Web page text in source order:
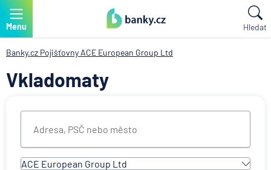
Menu Hledat
Banky.cz Pojišťovny ACE European Group Ltd
Vkladomaty
ACE European Group Ltd